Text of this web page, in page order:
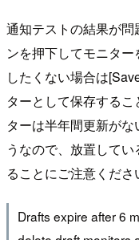
通知テストの結果が
ンを押下してモニタ
したくない場合は
ターとして保存する
ターは半年間更新が
うなので、放置して
ることにご注意くださ
Drafts expire after 6